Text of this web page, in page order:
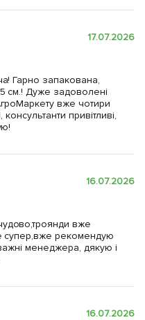
17.07.2026
Гарно запакована,
см.! Дуже задоволені
вже чотири
привітливі,
16.07.2026
вже
супер,вже рекомендую
менеджера, дякую і
16.07.2026